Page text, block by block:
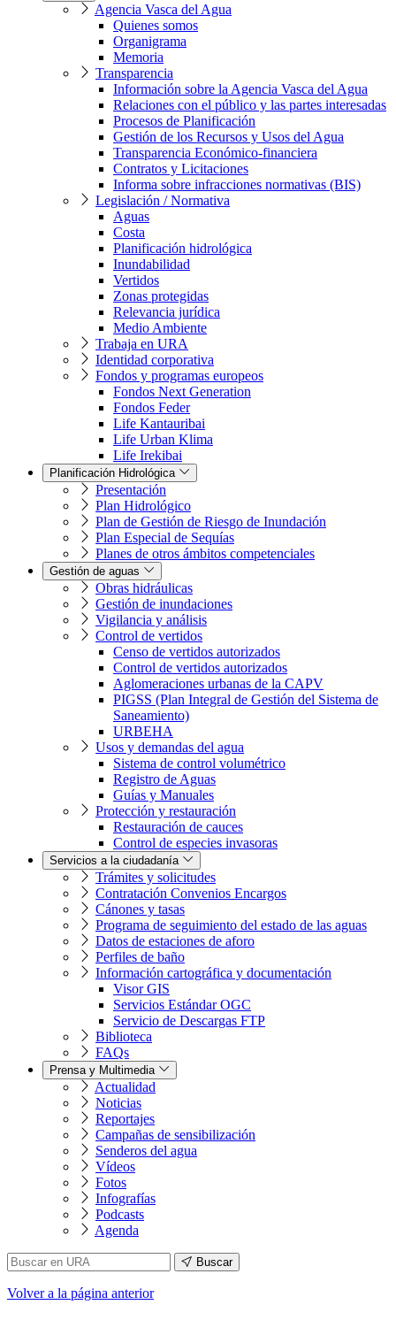
Agencia Vasca del Agua
Quienes somos
Organigrama
Memoria
Transparencia
Información sobre la Agencia Vasca del Agua
Relaciones con el público y las partes interesadas
Procesos de Planificación
Gestión de los Recursos y Usos del Agua
Transparencia Económico-financiera
Contratos y Licitaciones
Informa sobre infracciones normativas (BIS)
Legislación / Normativa
Aguas
Costa
Planificación hidrológica
Inundabilidad
Vertidos
Zonas protegidas
Relevancia jurídica
Medio Ambiente
Trabaja en URA
Identidad corporativa
Fondos y programas europeos
Fondos Next Generation
Fondos Feder
Life Kantauribai
Life Urban Klima
Life Irekibai
Planificación Hidrológica
Presentación
Plan Hidrológico
Plan de Gestión de Riesgo de Inundación
Plan Especial de Sequías
Planes de otros ámbitos competenciales
Gestión de aguas
Obras hidráulicas
Gestión de inundaciones
Vigilancia y análisis
Control de vertidos
Censo de vertidos autorizados
Control de vertidos autorizados
Aglomeraciones urbanas de la CAPV
PIGSS (Plan Integral de Gestión del Sistema de
Saneamiento)
URBEHA
Usos y demandas del agua
Sistema de control volumétrico
Registro de Aguas
Guías y Manuales
Protección y restauración
Restauración de cauces
Control de especies invasoras
Servicios a la ciudadanía
Trámites y solicitudes
Contratación Convenios Encargos
Cánones y tasas
Programa de seguimiento del estado de las aguas
Datos de estaciones de aforo
Perfiles de baño
Información cartográfica y documentación
Visor GIS
Servicios Estándar OGC
Servicio de Descargas FTP
Biblioteca
FAQs
Prensa y Multimedia
Actualidad
Noticias
Reportajes
Campañas de sensibilización
Senderos del agua
Vídeos
Fotos
Infografías
Podcasts
Agenda
Buscar
Volvera la página anterior